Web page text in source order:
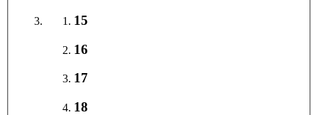
15
16
17
18